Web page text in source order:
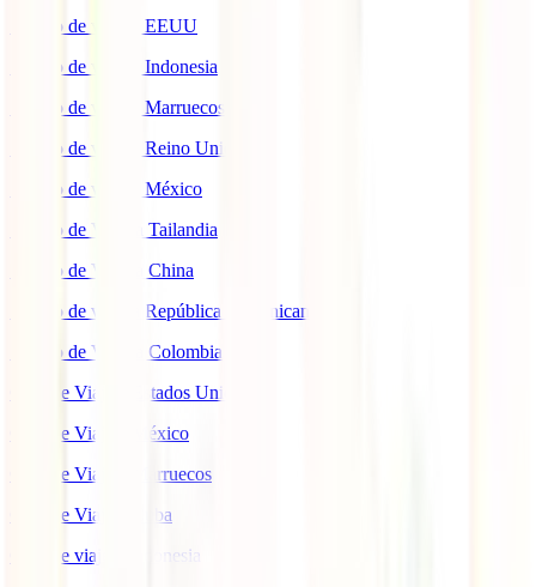
Seguro de viaje a EEUU
Seguro de viaje a Indonesia
Seguro de viaje a Marruecos
Seguro de viaje a Reino Unido
Seguro de viaje a México
Seguro de Viaje a Tailandia
Seguro de Viaje a China
Seguro de viaje a República Dominicana
Seguro de Viaje a Colombia
Guía de Viaje a Estados Unidos
Guía de Viaje a México
Guía de Viaje a Marruecos
Guía de Viaje a Cuba
Guía de viaje a Indonesia